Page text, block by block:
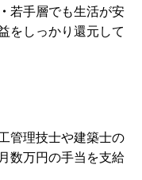
若手層でも生活が安
をしっかり還元して
管理技士や建築士の
数万円の手当を支給